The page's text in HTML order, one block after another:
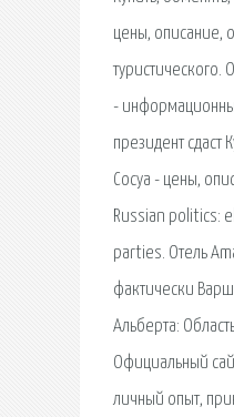
цены, описание,
туристического.
-
президент сдаст
Сосуа - цены,
Russian politics:
parties. Отель
фактически
Альберта:
Официальный
личный опыт,